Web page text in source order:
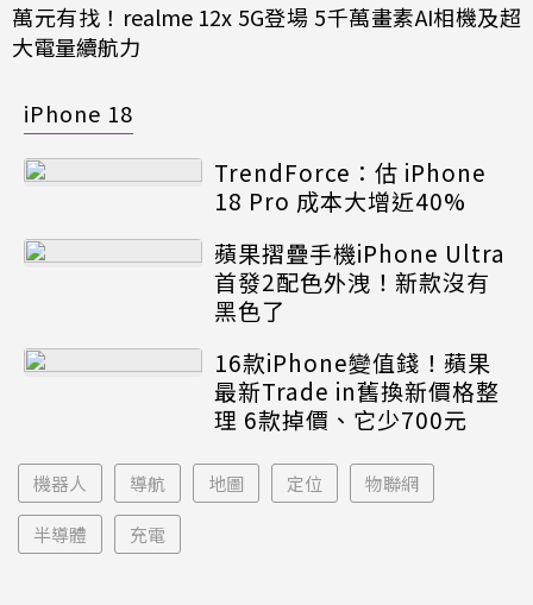
萬元有找！realme 12x 5G登場 5千萬畫素AI相機及超
大電量續航力
iPhone 18
TrendForce：估 iPhone
18 Pro 成本大增近40%
蘋果摺疊手機iPhone Ultra
首發2配色外洩！新款沒有
黑色了
16款iPhone變值錢！蘋果
最新Trade in舊換新價格整
理 6款掉價、它少700元
機器人 導航 地圖 定位 物聯網
半導體 充電